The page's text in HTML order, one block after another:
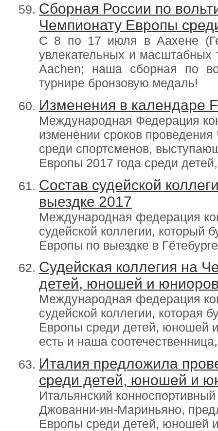
Сборная России по
Чемпионату Европы
С 8 по 17 июля в Аахене
увлекательных и масштабных
Aachen; наша сборная по
турнире бронзовую медаль!
Изменения в календаре
Международная Федерация
изменении сроков
среди спортсменов,
Европы 2017 года среди
Состав судейской
выездке 2017
Международная федерация
судейской коллегии, который
Европы по выездке в
Судейская коллегия на
детей, юношей и
Международная федерация
судейской коллегии, которая
Европы среди детей, юношей
есть и наша
Италия предложила
среди детей, юношей и
Итальянский
Джованни-ин-Мариньяно,
Европы среди детей, юношей